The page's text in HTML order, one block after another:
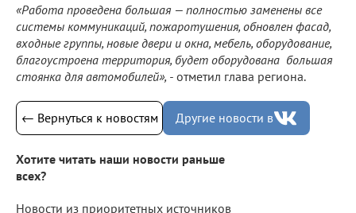
«Работа проведена большая — полностью заменены все
системы коммуникаций, пожаротушения, обновлен фасад,
входные группы, новые двери и окна, мебель, оборудование,
благоустроена территория, будет оборудована большая
стоянка для автомобилей», - отметил глава региона.
← Вернуться к новостям Другие новости в
Хотите читать наши новости раньше
всех?
Новости из приоритетных источников